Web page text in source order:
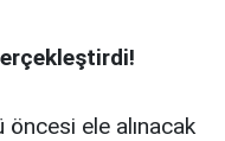
ele alınacak